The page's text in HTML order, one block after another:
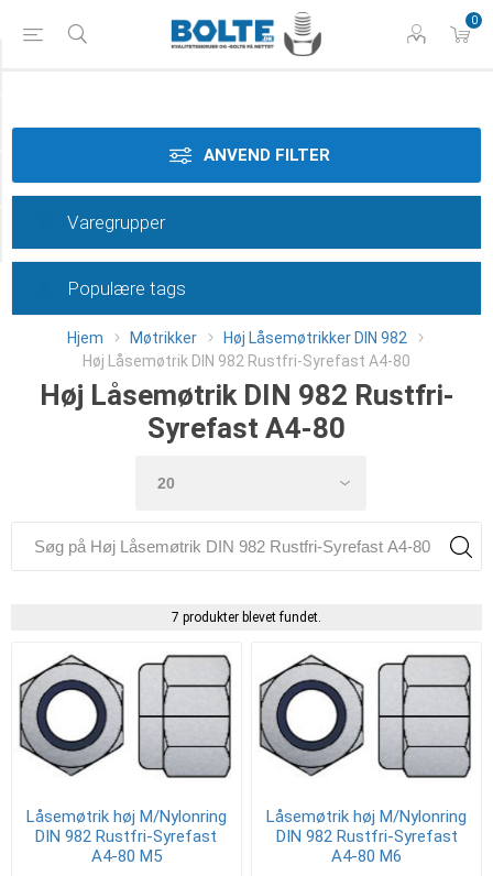
0
Hjem Møtrikker
Høj Låsemøtrikker DIN 982
Høj Låsemøtrik DIN 982 Rustfri-Syrefast A4-80
Høj Låsemøtrik DIN 982 Rustfri-
Syrefast A4-80
7 produkter blevet fundet.
Låsemøtrik høj M/Nylonring
DIN 982 Rustfri-Syrefast
A4-80 M5
Låsemøtrik høj M/Nylonring
DIN 982 Rustfri-Syrefast
A4-80 M6
ANVEND FILTER
Category
Varegrupper
Populære tags